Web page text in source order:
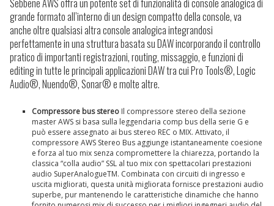
Sebbene AWS offra un potente set di funzionalità di console analogica di
grande formato all’interno di un design compatto della console, va
anche oltre qualsiasi altra console analogica integrandosi
perfettamente in una struttura basata su DAW incorporando il controllo
pratico di importanti registrazioni, routing, missaggio,e funzioni di
editing in tutte le principali applicazioni DAW tra cui Pro Tools®, Logic
Audio®, Nuendo®, Sonar® e molte altre.
Compressore bus stereo Il compressore stereo della sezione
master AWS si basa sulla leggendaria comp bus della serie G e
può essere assegnato ai bus stereo REC o MIX. Attivato, il
compressore AWS Stereo Bus aggiunge istantaneamente coesione
e forza al tuo mix senza compromettere la chiarezza, portando la
classica “colla audio” SSL al tuo mix con spettacolari prestazioni
audio SuperAnalogueTM. Combinata con circuiti di ingresso e
uscita migliorati, questa unità migliorata fornisce prestazioni audio
superbe, pur mantenendo le caratteristiche dinamiche che hanno